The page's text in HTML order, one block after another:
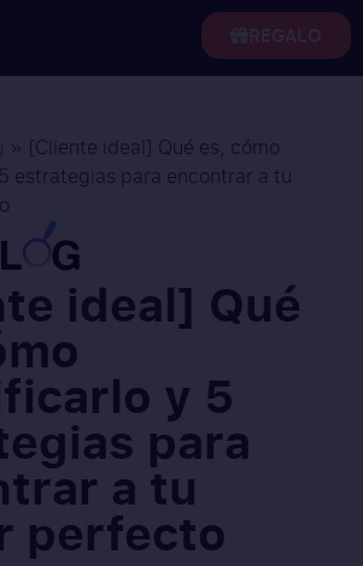
REGALO
» [Cliente ideal] Qué es, cómo
estrategias para encontrar a tu
ideal] Qué
y 5
para
a tu
perfecto